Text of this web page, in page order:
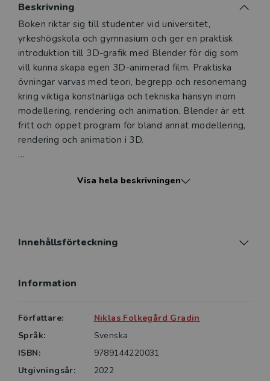
digitalt provexemplar av den här produkten
Våra digitala provexemplar tillhandahålls via Studora.se
och ger dig tillgång till boken under 180 dagar. Observera
att erbjudandet endast gäller relevanta produkter för din
undervisning (nivå och ämne) och dig som är verksam i
Sverige. Du kan alltid kontakta vårkundserviceom du
önskar ytterligare information eller har frågor om
produkten.
Den här produkten kan beställas av lärare på universitet
kursbok på befintlig kurslista hänvisar vi till din
Beskrivning
Beskrivning
Boken riktar sig till studenter vid universitet,
yrkeshögskola och gymnasium och ger en praktisk
introduktion till 3D-grafik med Blender för dig som
vill kunna skapa egen 3D-animerad film. Praktiska
övningar varvas med teori, begrepp och resonemang
kring viktiga konstnärliga och tekniska hänsyn inom
modellering, rendering och animation. Blender är ett
fritt och öppet program för bland annat modellering,
rendering och animation i 3D.
• ljussätta objekt och scener
• rigga modeller för animation
• strukturera arbetsmaterial för produktion
• efterbehandla renderade bilder (Post processing).
Visa hela beskrivningen
Innehållsförteckning
Information
Författare:
Niklas Folkegård Gradin
Språk:
Svenska
ISBN:
9789144220031
Utgivningsår:
2022